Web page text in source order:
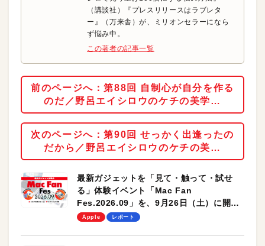
（講談社）『プレスリリースはラブレタ
ー』（万来舎）が、ミリオンセラーになら
ず悩み中。
この著者の記事一覧
前のページへ：第88回 自制心が自分を作る
のだ／野呂エイシロウのケチの美学…
次のページへ：第90回 せっかく出逢ったの
だから／野呂エイシロウのケチの美…
最新ガジェットを「見て・触って・試せ
る」体験イベント「Mac Fan
Fes.2026.09」を、9月26日（土）に開催
します！
Apple レポート